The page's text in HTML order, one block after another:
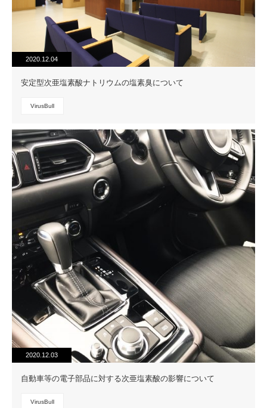
2020.12.04
安定型次亜塩素酸ナトリウムの塩素臭について
VirusBull
2020.12.03
自動車等の電子部品に対する次亜塩素酸の影響について
VirusBull